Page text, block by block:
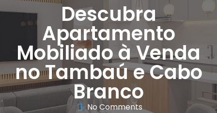
Descubra
Apartamento
Mobiliado à Venda
no Tambaú e Cabo
Branco
No Comments